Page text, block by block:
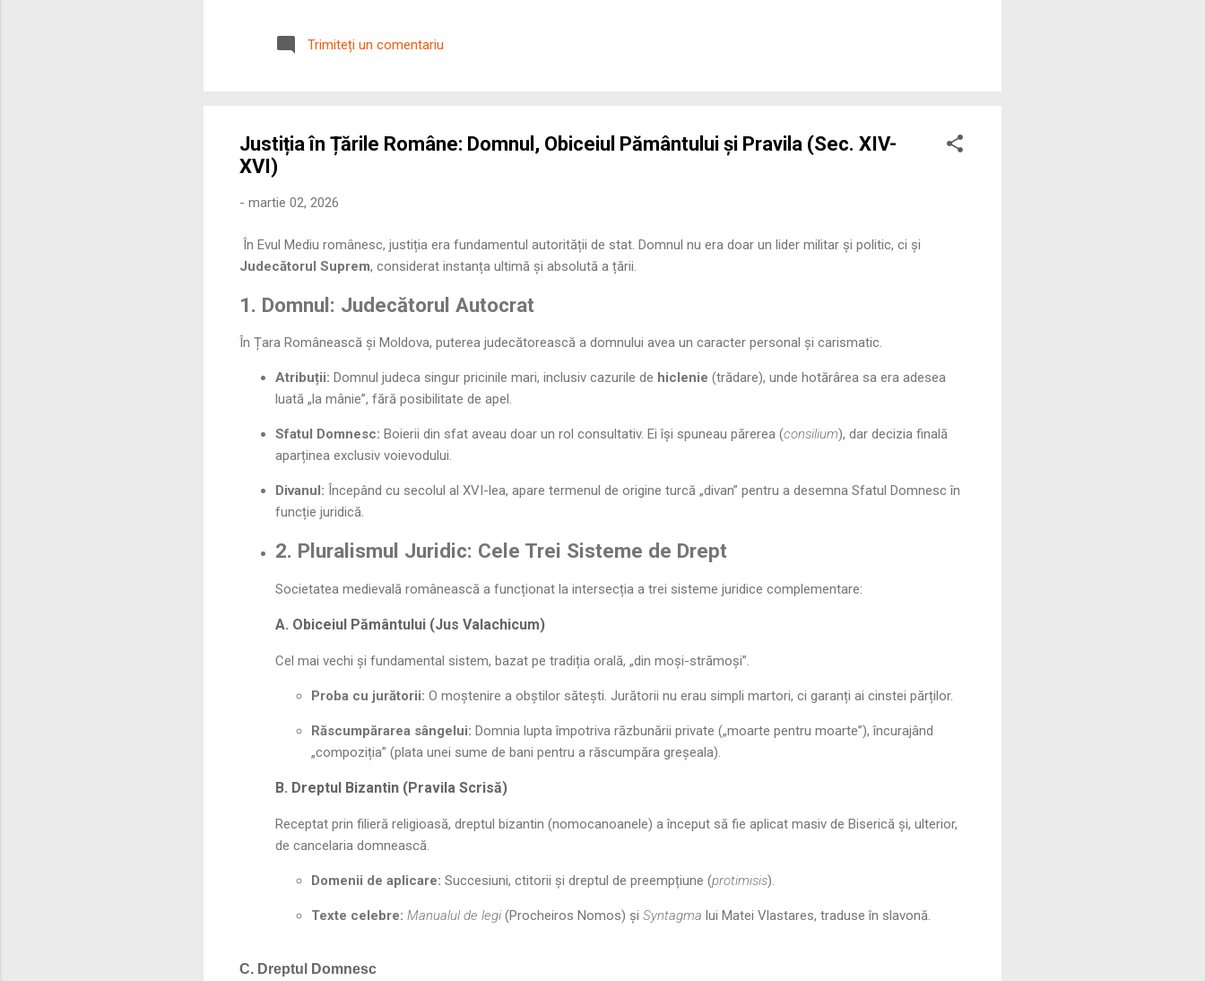
precizie profunzimea și ritmul procesului de rom...
Trimiteți un comentariu
Justiția în Țările Române: Domnul, Obiceiul Pământului și Pravila (Sec. XIV-
XVI)
- martie 02, 2026
În Evul Mediu românesc, justiția era fundamentul autorității de stat. Domnul nu era doar un lider militar și politic, ci și
Judecătorul Suprem, considerat instanța ultimă și absolută a țării.
1. Domnul: Judecătorul Autocrat
În Țara Românească și Moldova, puterea judecătorească a domnului avea un caracter personal și carismatic.
Atribuții: Domnul judeca singur pricinile mari, inclusiv cazurile de hiclenie (trădare), unde hotărârea sa era adesea
luată „la mânie”, fără posibilitate de apel.
Sfatul Domnesc: Boierii din sfat aveau doar un rol consultativ. Ei își spuneau părerea (consilium), dar decizia finală
aparținea exclusiv voievodului.
Divanul: Începând cu secolul al XVI-lea, apare termenul de origine turcă „divan” pentru a desemna Sfatul Domnesc în
funcție juridică.
2. Pluralismul Juridic: Cele Trei Sisteme de Drept
Societatea medievală românească a funcționat la intersecția a trei sisteme juridice complementare:
A. Obiceiul Pământului (Jus Valachicum)
Cel mai vechi și fundamental sistem, bazat pe tradiția orală, „din moși-strămoși”.
Proba cu jurătorii: O moștenire a obștilor sătești. Jurătorii nu erau simpli martori, ci garanți ai cinstei părților.
Răscumpărarea sângelui: Domnia lupta împotriva răzbunării private („moarte pentru moarte”), încurajând
„compoziția” (plata unei sume de bani pentru a răscumpăra greșeala).
B. Dreptul Bizantin (Pravila Scrisă)
Receptat prin filieră religioasă, dreptul bizantin (nomocanoanele) a început să fie aplicat masiv de Biserică și, ulterior,
de cancelaria domnească.
Domenii de aplicare: Succesiuni, ctitorii și dreptul de preempțiune (protimisis).
Texte celebre: Manualul de legi (Procheiros Nomos) și Syntagma lui Matei Vlastares, traduse în slavonă.
C. Dreptul Domnesc